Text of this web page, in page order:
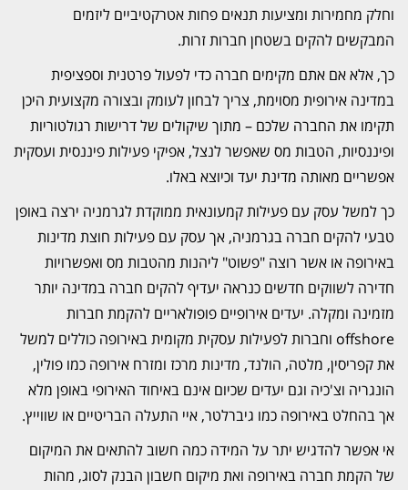
וחלק מחמירות ומציעות תנאים פחות אטרקטיביים ליזמים
המבקשים להקים בשטחן חברות זרות.
כך, אלא אם אתם מקימים חברה כדי לפעול פרטנית וספציפית
במדינה אירופית מסוימת, צריך לבחון לעומק ובצורה מקצועית היכן
תקימו את החברה שלכם – מתוך שיקולים של דרישות רגולטוריות
ופיננסיות, הטבות מס שאפשר לנצל, אפיקי פעילות פיננסית ועסקית
אפשריים מאותה מדינת יעד וכיוצא באלו.
כך למשל עסק עם פעילות קמעונאית ממוקדת לגרמניה ירצה באופן
טבעי להקים חברה בגרמניה, אך עסק עם פעילות חוצת מדינות
באירופה או אשר רוצה "פשוט" ליהנות מהטבות מס ואפשרויות
חדירה לשווקים חדשים כנראה יעדיף להקים חברה במדינה יותר
מזמינה ומקלה. יעדים אירופיים פופולאריים להקמת חברות
offshore וחברות לפעילות עסקית מקומית באירופה כוללים למשל
את קפריסין, מלטה, הולנד, מדינות מרכז ומזרח אירופה כמו פולין,
הונגריה וצ'כיה וגם יעדים שכיום אינם באיחוד האירופי באופן מלא
אך בהחלט באירופה כמו גיברלטר, איי התעלה הבריטיים או שווייץ.
אי אפשר להדגיש יתר על המידה כמה חשוב להתאים את המיקום
של הקמת חברה באירופה ואת מיקום חשבון הבנק לסוג, מהות